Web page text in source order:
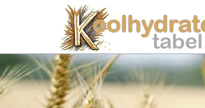
Koolhydraten
Nieuws